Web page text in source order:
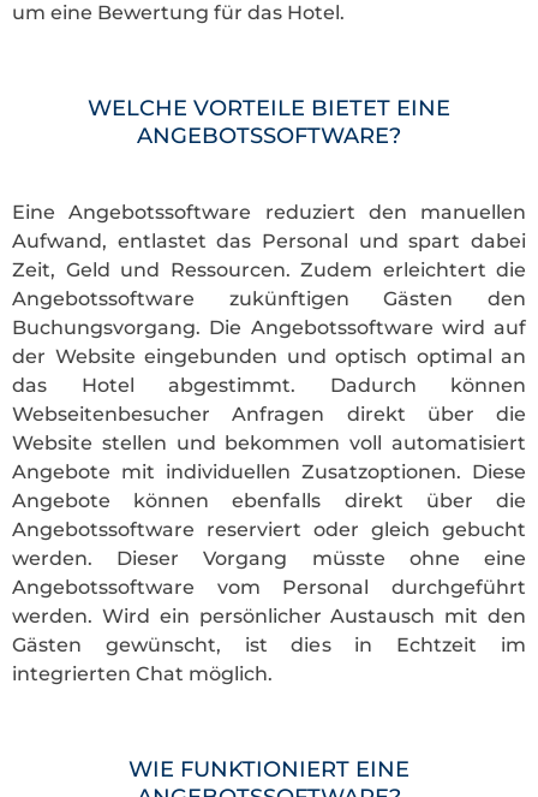
um eine Bewertung für das Hotel.
WELCHE VORTEILE BIETET EINE
ANGEBOTSSOFTWARE?
Eine Angebotssoftware reduziert den manuellen
Aufwand, entlastet das Personal und spart dabei
Zeit, Geld und Ressourcen. Zudem erleichtert die
Angebotssoftware zukünftigen Gästen den
Buchungsvorgang. Die Angebotssoftware wird auf
der Website eingebunden und optisch optimal an
das Hotel abgestimmt. Dadurch können
Webseitenbesucher Anfragen direkt über die
Website stellen und bekommen voll automatisiert
Angebote mit individuellen Zusatzoptionen. Diese
Angebote können ebenfalls direkt über die
Angebotssoftware reserviert oder gleich gebucht
werden. Dieser Vorgang müsste ohne eine
Angebotssoftware vom Personal durchgeführt
werden. Wird ein persönlicher Austausch mit den
Gästen gewünscht, ist dies in Echtzeit im
integrierten Chat möglich.
WIE FUNKTIONIERT EINE